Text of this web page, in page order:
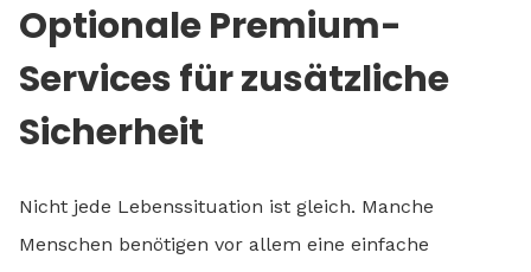
Optionale Premium-
Services für zusätzliche
Sicherheit
Nicht jede Lebenssituation ist gleich. Manche
Menschen benötigen vor allem eine einfache